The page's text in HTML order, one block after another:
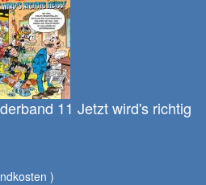
11 Jetzt wird's richtig
)